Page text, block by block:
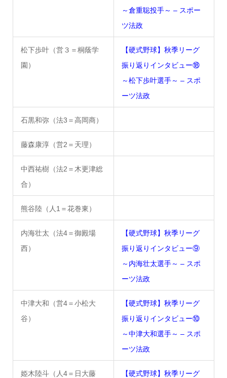
～倉重聡投手～ – スポー
ツ法政
松下歩叶（営３＝桐蔭学
園）
【硬式野球】秋季リーグ
振り返りインタビュー⑱
～松下歩叶選手～ – スポ
ーツ法政
石黒和弥（法3＝高岡商）
藤森康淳（営2＝天理）
中西祐樹（法2＝木更津総
合）
熊谷陸（人1＝花巻東）
内海壮太（法4＝御殿場
西）
【硬式野球】秋季リーグ
振り返りインタビュー⑨
～内海壮太選手～ – スポ
ーツ法政
中津大和（営4＝小松大
谷）
【硬式野球】秋季リーグ
振り返りインタビュー⑩
～中津大和選手～ – スポ
ーツ法政
姫木陸斗（人4＝日大藤
【硬式野球】秋季リーグ